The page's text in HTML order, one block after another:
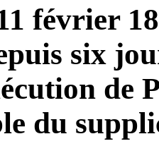
février
six
de
du